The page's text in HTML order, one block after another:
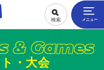
& Games
・大会